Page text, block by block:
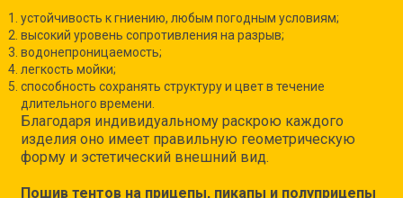
устойчивость к гниению, любым погодным условиям;
высокий уровень сопротивления на разрыв;
водонепроницаемость;
легкость мойки;
способность сохранять структуру и цвет в течение
длительного времени.
Благодаря индивидуальному раскрою каждого
изделия оно имеет правильную геометрическую
форму и эстетический внешний вид.
Пошив тентов на прицепы, пикапы и полуприцепы